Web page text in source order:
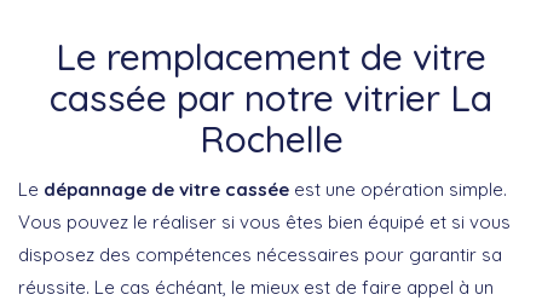
Le remplacement de vitre
cassée par notre vitrier La
Rochelle
Le dépannage de vitre cassée est une opération simple.
Vous pouvez le réaliser si vous êtes bien équipé et si vous
disposez des compétences nécessaires pour garantir sa
réussite. Le cas échéant, le mieux est de faire appel à un